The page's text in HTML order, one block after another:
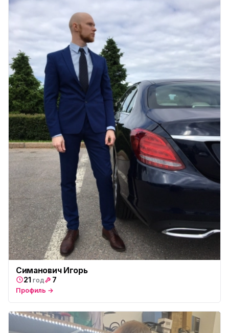
Симанович Игорь
21 год 7
Профиль →